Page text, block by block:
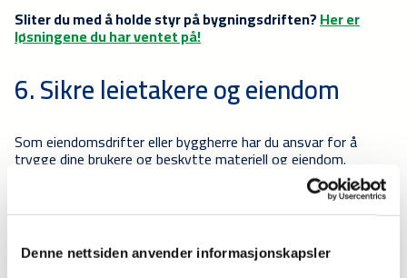
Denne nettsiden anvender informasjonskapsler
Sliter du med å holde styr på bygningsdriften?Her er
løsningene du har ventet på!
6. Sikre leietakere og eiendom
Som eiendomsdrifter eller byggherre har du ansvar for å
trygge dine brukere og beskytte materiell og eiendom.
overvåkningskameraer, adgangskontrollsystemer,
beskyttelse og en god opplevelse av bygget.